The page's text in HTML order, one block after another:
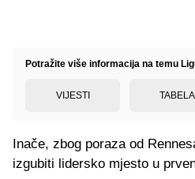
Potražite više informacija na temu
VIJESTI TABELA
Inače, zbog poraza od
izgubiti lidersko mjesto u